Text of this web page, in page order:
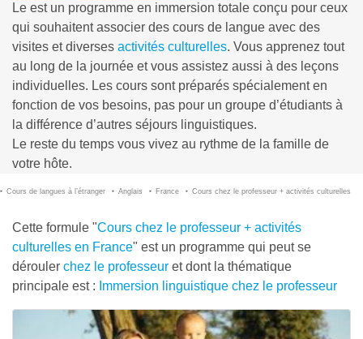
Le est un programme en immersion totale conçu pour ceux
qui souhaitent associer des cours de langue avec des
visites et diverses activités culturelles. Vous apprenez tout
au long de la journée et vous assistez aussi à des leçons
individuelles. Les cours sont préparés spécialement en
fonction de vos besoins, pas pour un groupe d’étudiants à
la différence d’autres séjours linguistiques.
Le reste du temps vous vivez au rythme de la famille de
votre hôte.
Cours de langues à l’étranger Anglais France Cours chez le professeur + activités culturelles
Cette formule "Cours chez le professeur + activités
culturelles en France" est un programme qui peut se
dérouler chez le professeur et dont la thématique
principale est : Immersion linguistique chez le professeur